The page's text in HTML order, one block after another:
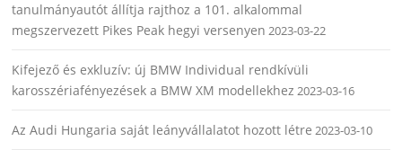
tanulmányautót állítja rajthoz a 101. alkalommal
megszervezett Pikes Peak hegyi versenyen 2023-03-22
Kifejező és exkluzív: új BMW Individual rendkívüli
karosszériafényezések a BMW XM modellekhez 2023-03-16
Az Audi Hungaria saját leányvállalatot hozott létre 2023-03-10